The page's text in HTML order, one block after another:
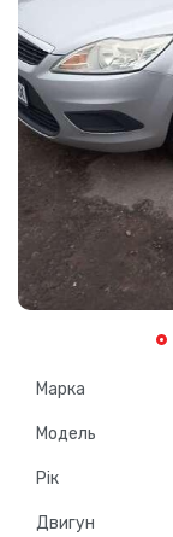
Марка
Модель
Рік
Двигун